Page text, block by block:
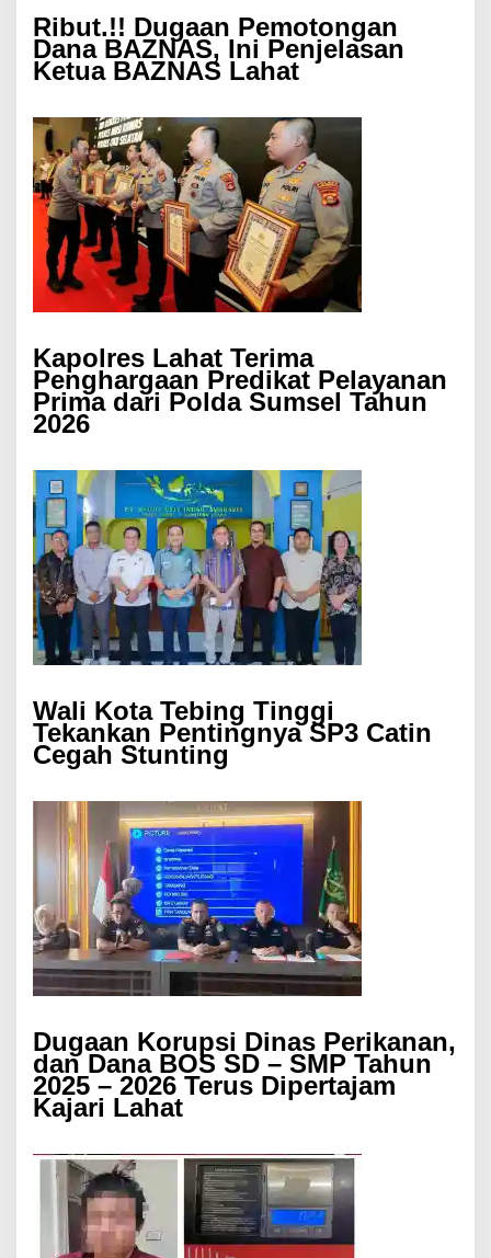
Ribut.!! Dugaan Pemotongan
Dana BAZNAS, Ini Penjelasan
Ketua BAZNAS Lahat
Kapolres Lahat Terima
Penghargaan Predikat Pelayanan
Prima dari Polda Sumsel Tahun
2026
Wali Kota Tebing Tinggi
Tekankan Pentingnya SP3 Catin
Cegah Stunting
Dugaan Korupsi Dinas Perikanan,
dan Dana BOS SD – SMP Tahun
2025 – 2026 Terus Dipertajam
Kajari Lahat